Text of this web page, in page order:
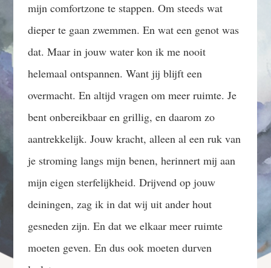
mijn comfortzone te stappen. Om steeds wat
dieper te gaan zwemmen. En wat een genot was
dat. Maar in jouw water kon ik me nooit
helemaal ontspannen. Want jij blijft een
overmacht. En altijd vragen om meer ruimte. Je
bent onbereikbaar en grillig, en daarom zo
aantrekkelijk. Jouw kracht, alleen al een ruk van
je stroming langs mijn benen, herinnert mij aan
mijn eigen sterfelijkheid. Drijvend op jouw
deiningen, zag ik in dat wij uit ander hout
gesneden zijn. En dat we elkaar meer ruimte
moeten geven. En dus ook moeten durven